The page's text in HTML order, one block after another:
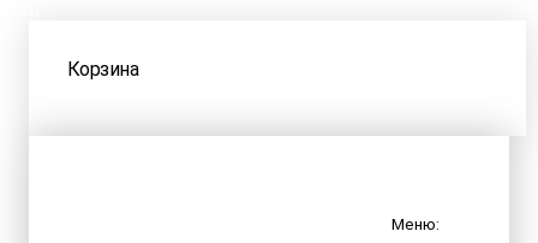
Корзина
Меню: